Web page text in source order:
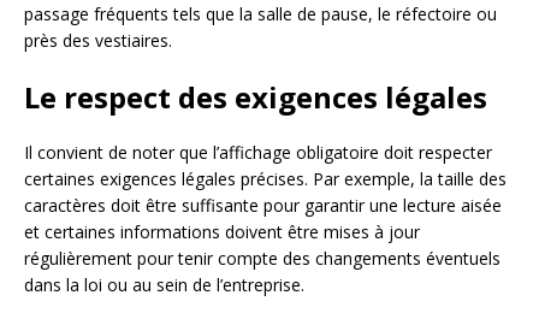
passage fréquents tels que la salle de pause, le réfectoire ou
près des vestiaires.
Le respect des exigences légales
Il convient de noter que l’affichage obligatoire doit respecter
certaines exigences légales précises. Par exemple, la taille des
caractères doit être suffisante pour garantir une lecture aisée
et certaines informations doivent être mises à jour
régulièrement pour tenir compte des changements éventuels
dans la loi ou au sein de l’entreprise.